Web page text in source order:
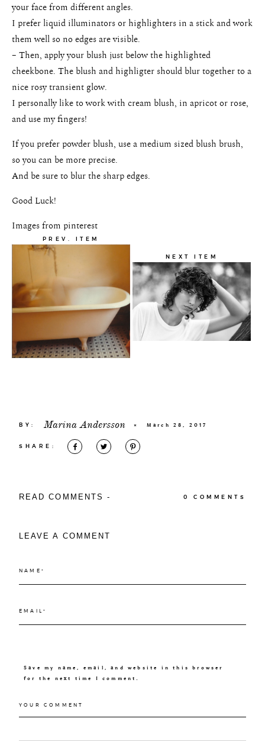
your face from different angles.
I prefer liquid illuminators or highlighters in a stick and work
them well so no edges are visible.
– Then, apply your blush just below the highlighted
cheekbone. The blush and highligter should blur together to a
nice rosy transient glow.
I personally like to work with cream blush, in apricot or rose,
and use my fingers!
If you prefer powder blush, use a medium sized blush brush,
so you can be more precise.
And be sure to blur the sharp edges.
Good Luck!
Images from pinterest
PREV. ITEM
NEXT ITEM
BY: Marina Andersson × March 28, 2017
SHARE:
READ COMMENTS - 0 COMMENTS
LEAVE A COMMENT
Save my name, email, and website in this browser
for the next time I comment.